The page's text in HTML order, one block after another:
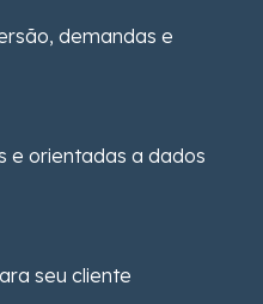
demandas e
e orientadas a dados
seu cliente